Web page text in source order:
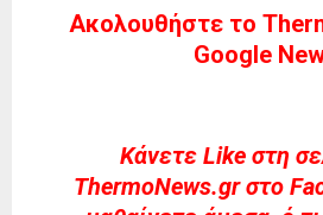
Ακολουθήστε το
Google
Kάνετε Like στη
ThermoNews.gr στο